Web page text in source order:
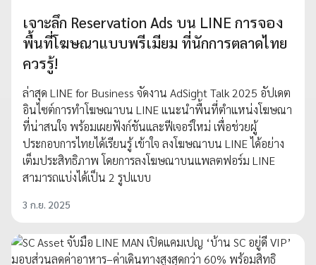
เจาะลึก Reservation Ads บน LINE การจอง
พื้นที่โฆษณาแบบพรีเมียม ที่นักการตลาดไทย
ควรรู้!
ล่าสุด LINE for Business จัดงาน AdSight Talk 2025 อัปเดต
อินไซต์การทำโฆษณาบน LINE แนะนำพื้นที่ตำแหน่งโฆษณา
ที่น่าสนใจ พร้อมเผยฟังก์ชันและฟีเจอร์ใหม่ เพื่อช่วยผู้
ประกอบการไทยได้เรียนรู้ เข้าใจ ลงโฆษณาบน LINE ได้อย่าง
เต็มประสิทธิภาพ โดยการลงโฆษณาบนแพลตฟอร์ม LINE
สามารถแบ่งได้เป็น 2 รูปแบบ
3 ก.ย. 2025